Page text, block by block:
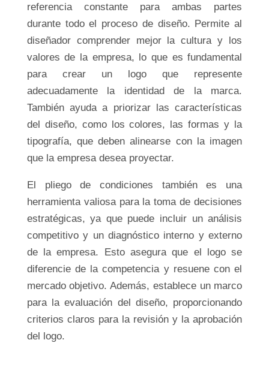
referencia constante para ambas partes
durante todo el proceso de diseño. Permite al
diseñador comprender mejor la cultura y los
valores de la empresa, lo que es fundamental
para crear un logo que represente
adecuadamente la identidad de la marca.
También ayuda a priorizar las características
del diseño, como los colores, las formas y la
tipografía, que deben alinearse con la imagen
que la empresa desea proyectar.
El pliego de condiciones también es una
herramienta valiosa para la toma de decisiones
estratégicas, ya que puede incluir un análisis
competitivo y un diagnóstico interno y externo
de la empresa. Esto asegura que el logo se
diferencie de la competencia y resuene con el
mercado objetivo. Además, establece un marco
para la evaluación del diseño, proporcionando
criterios claros para la revisión y la aprobación
del logo.